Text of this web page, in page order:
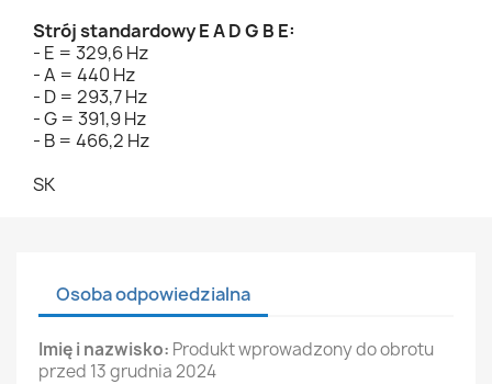
Strój standardowy E A D G B E:
- E = 329,6 Hz
- A = 440 Hz
- D = 293,7 Hz
- G = 391,9 Hz
- B = 466,2 Hz
SK
Osoba odpowiedzialna
Imię i nazwisko: Produkt wprowadzony do obrotu
przed 13 grudnia 2024